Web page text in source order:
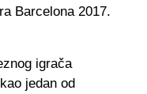
Barcelona 2017.
igrača
jedan od